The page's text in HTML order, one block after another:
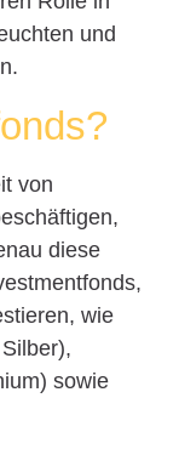
und
von
diese
wie
sowie